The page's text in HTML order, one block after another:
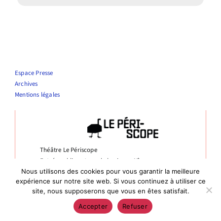
Espace Presse
Archives
Mentions légales
Théâtre Le Périscope
Entrée publics : 4 rue de la vierge, Nîmes
Entrée administrative : 6 rue de Bourgogne, 30000 Nîmes
04 66 76 10 56
Nous utilisons des cookies pour vous garantir la meilleure
expérience sur notre site web. Si vous continuez à utiliser ce
site, nous supposerons que vous en êtes satisfait.
Accepter
Refuser